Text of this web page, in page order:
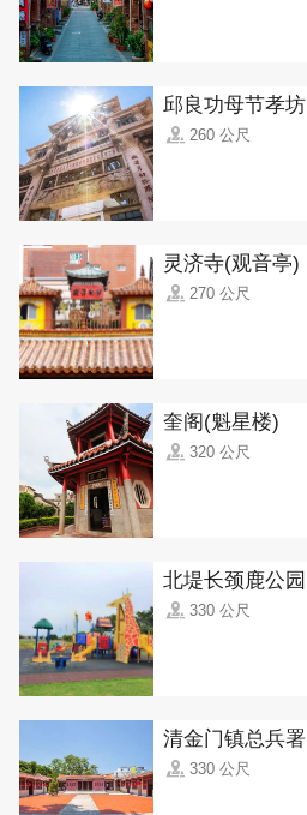
邱良功母节孝坊
260 公尺
灵济寺(观音亭)
270 公尺
奎阁(魁星楼)
320 公尺
北堤长颈鹿公园
330 公尺
清金门镇总兵署
330 公尺